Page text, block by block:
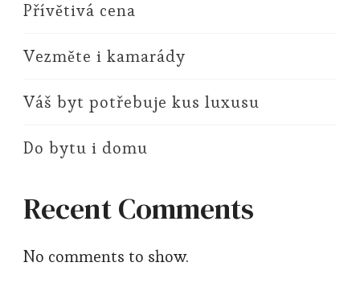
Přívětivá cena
Vezměte i kamarády
Váš byt potřebuje kus luxusu
Do bytu i domu
Recent Comments
No comments to show.